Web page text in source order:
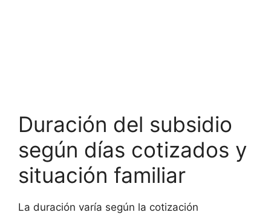
Duración del subsidio
según días cotizados y
situación familiar
La duración varía según la cotización